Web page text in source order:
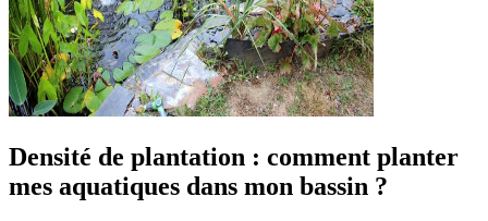
Densité de plantation : comment planter
mes aquatiques dans mon bassin ?